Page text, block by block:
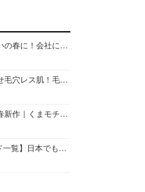
【2026最新版】出会いの春に！会社にもおすすめの好印象な香水14選♡ビジネスの場での香水マナーも
【2025最新版】目指せ毛穴レス肌！毛穴を埋めて隠す「おすすめ部分用下地＆プライマー」ランキング♡
キャシードール2025春新作｜くまモチーフのミニリップ「シャイニーベア リップモイスト」をレビュー♡
【タイコスメブランド一覧】日本でも人気沸騰中の“タイコスメ”ブランド20選！